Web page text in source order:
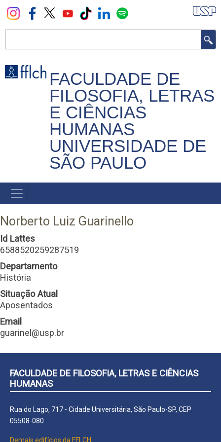
Pular
para
principal
FACULDADE DE
FILOSOFIA, LETRAS
E CIÊNCIAS
HUMANAS
UNIVERSIDADE DE
SÃO PAULO
NAVEGADOR
PRINCIPAL
Norberto Luiz Guarinello
Id Lattes
6588520259287519
Departamento
História
Situação Atual
Aposentados
Email
guarinel@usp.br
FACULDADE DE FILOSOFIA, LETRAS E CIÊNCIAS
HUMANAS
Rua do Lago, 717 - Cidade Universitária, São Paulo-SP, CEP
05508-080
Demais edifícios da FFLCH